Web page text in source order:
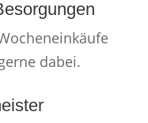
dabei.